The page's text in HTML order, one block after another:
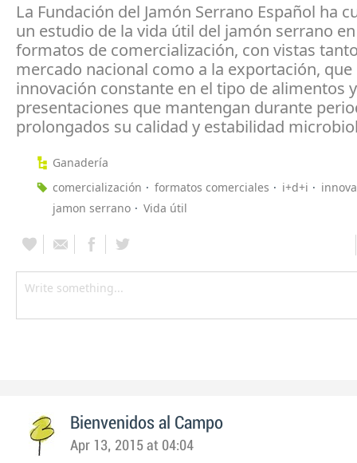
La Fundación del Jamón Serrano Español ha
un estudio de la vida útil del jamón serrano
formatos de comercialización, con vistas
mercado nacional como a la exportación,
innovación constante en el tipo de alimentos
presentaciones que mantengan durante
prolongados su calidad y estabilidad
Ganadería
comercialización
formatos comerciales i+d+i
jamon serrano
Vida útil
Bienvenidos al Campo
Apr 13, 2015 at 04:04